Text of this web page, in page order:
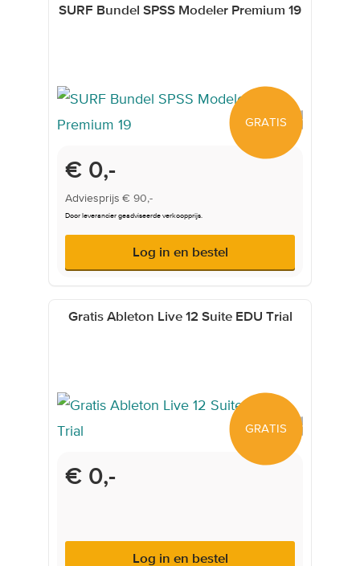
SURF Bundel SPSS Modeler Premium 19
GRATIS
€ 0,-
Adviesprijs € 90,-
Door leverancier geadviseerde verkoopprijs.
Log in en bestel
Gratis Ableton Live 12 Suite EDU Trial
GRATIS
€ 0,-
Log in en bestel